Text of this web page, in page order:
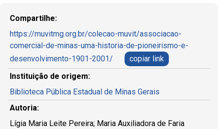
Compartilhe:
https://muvitmg.org.br/colecao-muvit/associacao-
comercial-de-minas-uma-historia-de-pioneirismo-e-
desenvolvimento-1901-2001/
copiar link
Instituição de origem:
Biblioteca Pública Estadual de Minas Gerais
Autoria:
Lígia Maria Leite Pereira; Maria Auxiliadora de Faria